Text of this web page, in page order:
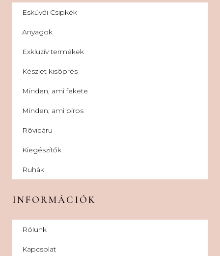
Esküvői Csipkék
Anyagok
Exkluzív termékek
Készlet kisöprés
Minden, ami fekete
Minden, ami piros
Rövidáru
Kiegészítők
Ruhák
INFORMÁCIÓK
Rólunk
Kapcsolat